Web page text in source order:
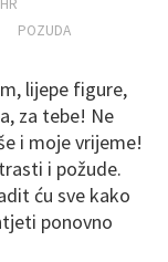
POZUDA
lijepe figure,
za tebe! Ne
i moje vrijeme!
i požude.
ću sve kako
ponovno